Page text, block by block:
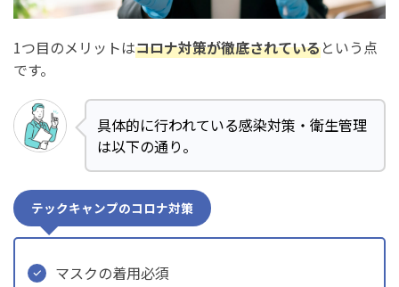
1つ目のメリットはコロナ対策が徹底されているという点
です。
具体的に行われている感染対策・衛生管理
は以下の通り。
テックキャンプのコロナ対策
マスクの着用必須